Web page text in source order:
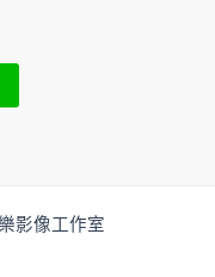
影像工作室